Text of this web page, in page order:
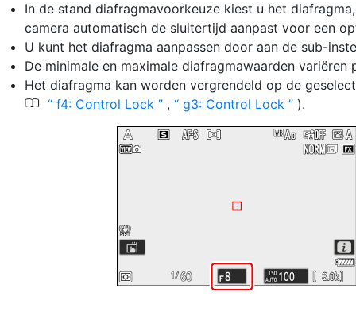
In de stand diafragmavoorkeuze kiest u het
camera automatisch de sluitertijd aanpast voor een
U kunt het diafragma aanpassen door aan de sub-
De minimale en maximale diafragmawaarden variëren
Het diafragma kan worden vergrendeld op de
0 f4: Control Lock , g3: Control Lock ).